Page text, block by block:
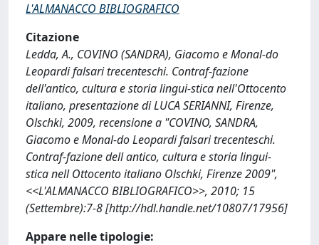
L'ALMANACCO BIBLIOGRAFICO
Citazione
Ledda, A., COVINO (SANDRA), Giacomo e Monal-do
Leopardi falsari trecenteschi. Contraf-fazione
dell'antico, cultura e storia lingui-stica nell'Ottocento
italiano, presentazione di LUCA SERIANNI, Firenze,
Olschki, 2009, recensione a "COVINO, SANDRA,
Giacomo e Monal-do Leopardi falsari trecenteschi.
Contraf-fazione dell antico, cultura e storia lingui-
stica nell Ottocento italiano Olschki, Firenze 2009",
<<L'ALMANACCO BIBLIOGRAFICO>>, 2010; 15
(Settembre):7-8 [http://hdl.handle.net/10807/17956]
Appare nelle tipologie: